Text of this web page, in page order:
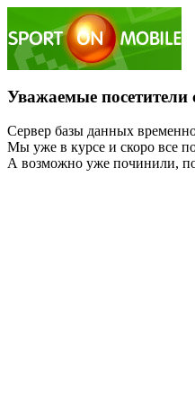
Уважаемые посетители
Сервер базы данных
Мы уже в курсе и скоро все
А возможно уже починили,